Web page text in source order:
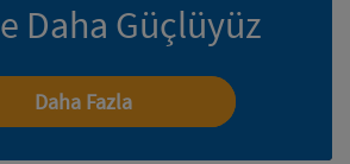
Daha Güçlüyüz
Daha Fazla